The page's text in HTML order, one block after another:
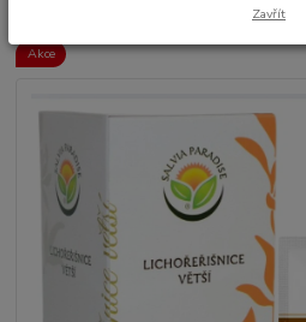
Akce
Zavřít